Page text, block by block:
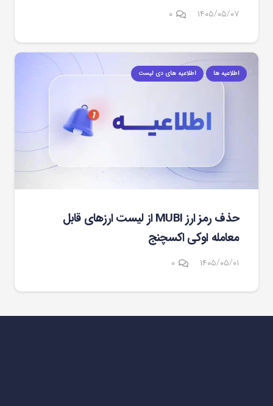
۱۴۰۵/۰۵/۰۷ ۰
اطلاعیه ها اطلاعیه های دی لیست
حذف رمز ارز MUBI از لیست ارزهای قابل
معامله اوکی اکسچنج
۱۴۰۵/۰۵/۰۱ ۰